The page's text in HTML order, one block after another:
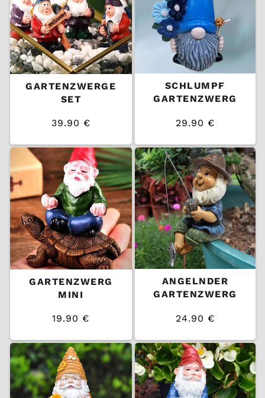
GARTENZWERGE
SET
39.90 €
Preis
/
EINZELPREIS
SCHLUMPF
GARTENZWERG
29.90 €
Preis
/
EINZELPREIS
GARTENZWERG
MINI
19.90 €
Preis
/
EINZELPREIS
ANGELNDER
GARTENZWERG
24.90 €
Preis
/
EINZELPREIS